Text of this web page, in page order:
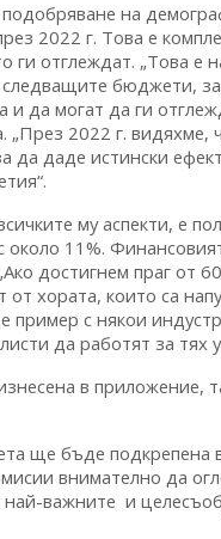
на
2022 г. Това е
отглеждат. „Това е
следващите бюджети,
да могат да ги
„През 2022 г. видяхме,
да даде истински
му аспекти, е
около 11%.
достигнем праг от
хората, които са
пример с някои
да работят за тях
в приложение,
ще бъде подкрепена
внимателно да
най-важните и